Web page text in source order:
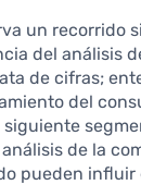
un recorrido
del análisis
de cifras;
del
de la
pueden influir